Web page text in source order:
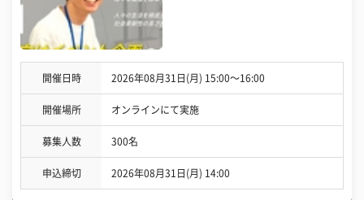
開催日時 2026年08月31日(月) 15:00〜16:00
開催場所 オンラインにて実施
募集人数 300名
申込締切 2026年08月31日(月) 14:00